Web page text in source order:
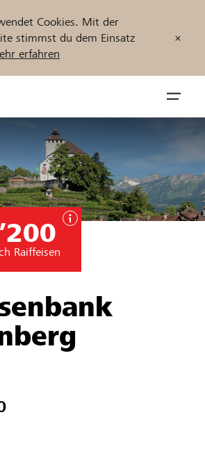
Cookies. Mit der
stimmst du dem Einsatz
erfahren
öffnen
finden
Jetzt starten
Raiffeisen